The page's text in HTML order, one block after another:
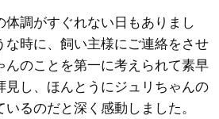
体調がすぐれない日もありまし
な時に、飼い主様にご連絡をさせ
んのことを第一に考えられて素早
見し、ほんとうにジュリちゃんの
るのだと深く感動しました。